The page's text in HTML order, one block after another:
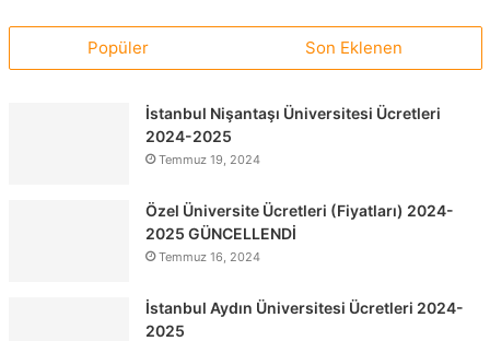
Popüler Son Eklenen
İstanbul Nişantaşı Üniversitesi Ücretleri
2024-2025
Temmuz 19, 2024
Özel Üniversite Ücretleri (Fiyatları) 2024-
2025 GÜNCELLENDİ
Temmuz 16, 2024
İstanbul Aydın Üniversitesi Ücretleri 2024-
2025